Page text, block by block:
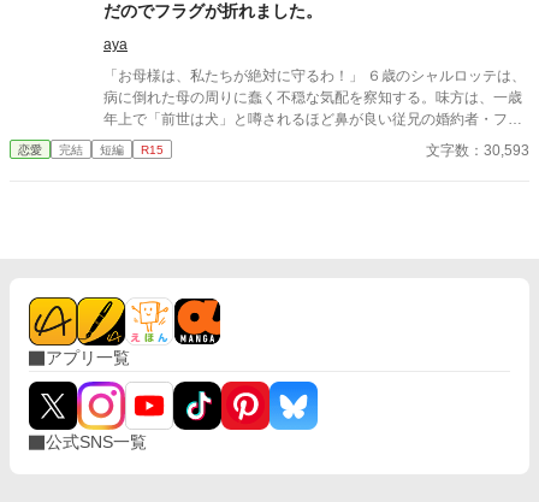
だのでフラグが折れました。
aya
「お母様は、私たちが絶対に守るわ！」 ６歳のシャルロッテは、
病に倒れた母の周りに蠢く不穏な気配を察知する。味方は、一歳
年上で「前世は犬」と噂されるほど鼻が良い従兄の婚約者・フェ
ルゼン。二人の小さな名探偵は、周囲には微笑ましい「推理ごっ
こ」に見せかけ、いたずらを武器に毒殺の陰謀を暴いていく！ 北
恋愛 完結 短編 R15 文字数：30,593
アプリ一覧
公式SNS一覧